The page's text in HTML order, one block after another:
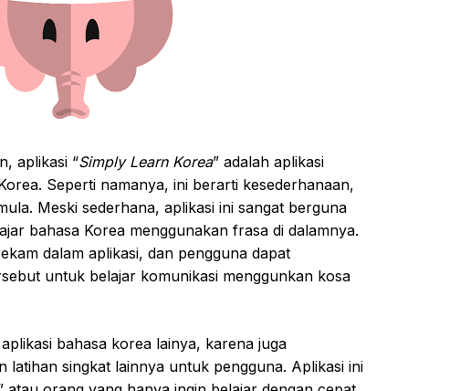
aplikasi “Simply Learn Korea” adalah aplikasi
Seperti namanya, ini berarti kesederhanaan,
Meski sederhana, aplikasi ini sangat berguna
bahasa Korea menggunakan frasa di dalamnya.
dalam aplikasi, dan pengguna dapat
untuk belajar komunikasi menggunkan kosa
bahasa korea lainya, karena juga
latihan singkat lainnya untuk pengguna. Aplikasi ini